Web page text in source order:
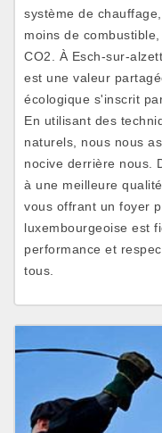
système de
moins de
CO2. À Esch-sur-
est une valeur
écologique s'inscrit
En utilisant des
naturels, nous nous
nocive derrière nous.
à une meilleure
vous offrant un foyer
luxembourgeoise est
performance et
tous.